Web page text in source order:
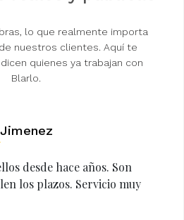
lo que realmente importa
nuestros clientes. Aquí te
quienes ya trabajan con
Blarlo.
desde hace años. Son
los plazos. Servicio muy